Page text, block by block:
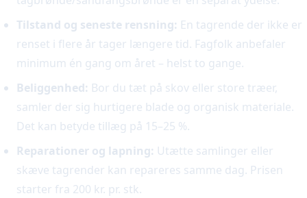
Tilstand og seneste rensning: En tagrende der ikke er
renset i flere år tager længere tid. Fagfolk anbefaler
minimum én gang om året – helst to gange.
Beliggenhed: Bor du tæt på skov eller store træer,
samler der sig hurtigere blade og organisk materiale.
Det kan betyde tillæg på 15–25 %.
Reparationer og lapning: Utætte samlinger eller
skæve tagrender kan repareres samme dag. Prisen
starter fra 200 kr. pr. stk.